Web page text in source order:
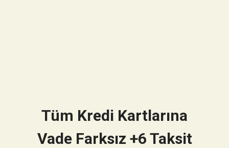
Tüm Kredi Kartlarına
Vade Farksız +6 Taksit